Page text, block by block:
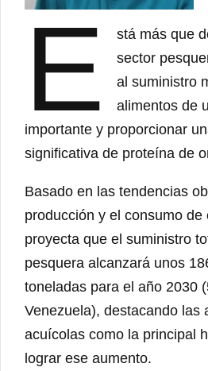
E
stá más que
sector
al suministro
alimentos de
importante y proporcionar
significativa de proteína de
Basado en las tendencias
producción y el consumo
proyecta que el suministro
pesquera alcanzará unos
toneladas para el año 2030
Venezuela), destacando las
acuícolas como la principal
lograr ese aumento.